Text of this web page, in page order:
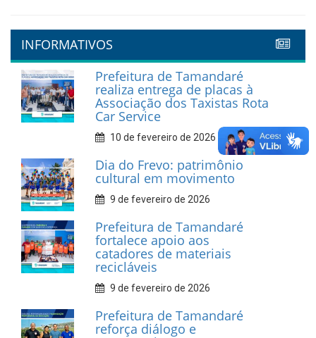
INFORMATIVOS
Prefeitura de Tamandaré
realiza entrega de placas à